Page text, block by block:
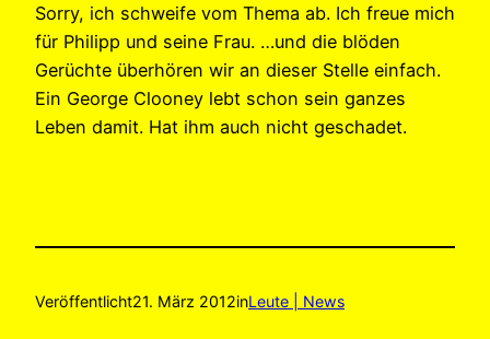
Sorry, ich schweife vom Thema ab. Ich freue mich
für Philipp und seine Frau. …und die blöden
Gerüchte überhören wir an dieser Stelle einfach.
Ein George Clooney lebt schon sein ganzes
Leben damit. Hat ihm auch nicht geschadet.
Veröffentlicht21. März 2012inLeute | News